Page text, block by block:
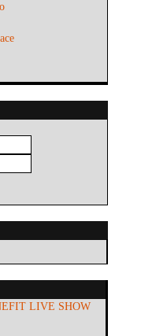
LIVE SHOW